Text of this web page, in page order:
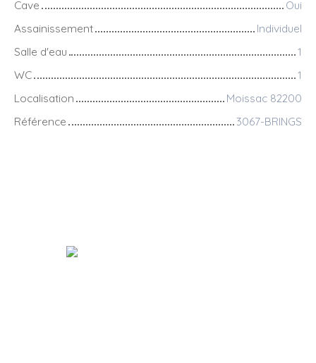
Cave
Oui
Assainissement
Individuel
Salle d'eau
1
WC
1
Localisation
Moissac 82200
Référence
3067-BRINGS